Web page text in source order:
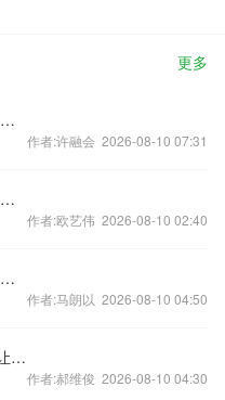
更多
为什么光速慢一点点，就不会有碳元素；让光速快一点点，就不会有氧元素？
作者:许融会 2026-08-10 07:31
一担热茶，三年坚守：七旬大爷坚持送茶水给路人免费饮用
作者:欧艺伟 2026-08-10 02:40
希望日方深刻反省历史罪责，坚持走和平发展道路
作者:马朗以 2026-08-10 04:50
华住“安心360”全面升级 无接触服务让宾客安心过年
作者:郝维俊 2026-08-10 04:30